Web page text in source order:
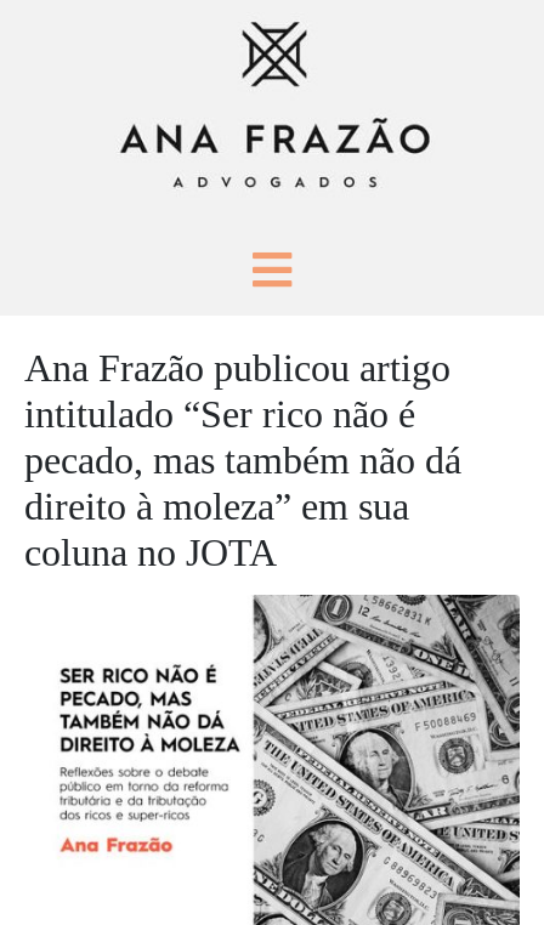
Ana Frazão publicou artigo
intitulado “Ser rico não é
pecado, mas também não dá
direito à moleza” em sua
coluna no JOTA